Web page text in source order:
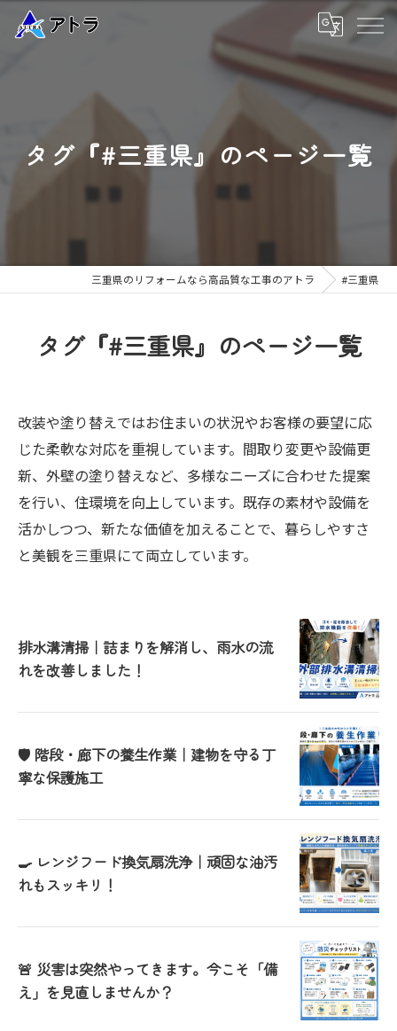
タグ『#三重県』のページ一覧
三重県のリフォームなら高品質な工事のアトラ #三重県
タグ『#三重県』のページ一覧
改装や塗り替えではお住まいの状況やお客様の要望に応
じた柔軟な対応を重視しています。間取り変更や設備更
新、外壁の塗り替えなど、多様なニーズに合わせた提案
を行い、住環境を向上しています。既存の素材や設備を
活かしつつ、新たな価値を加えることで、暮らしやすさ
と美観を三重県にて両立しています。
排水溝清掃｜詰まりを解消し、雨水の流
れを改善しました！
🛡️ 階段・廊下の養生作業｜建物を守る丁
寧な保護施工
🍳 レンジフード換気扇洗浄｜頑固な油汚
れもスッキリ！
🚨 災害は突然やってきます。今こそ「備
え」を見直しませんか？